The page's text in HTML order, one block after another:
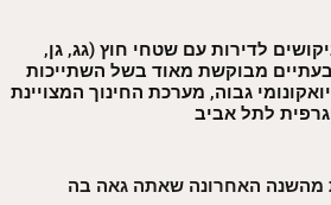
לדירות עם שטחי חוץ (גג, גן,
מבוקשת מאוד בשל השתייכות
גבוה, מערכת החינוך המצויינת
לתל אביב
מהשנה האחרונה שאתה גאה בה